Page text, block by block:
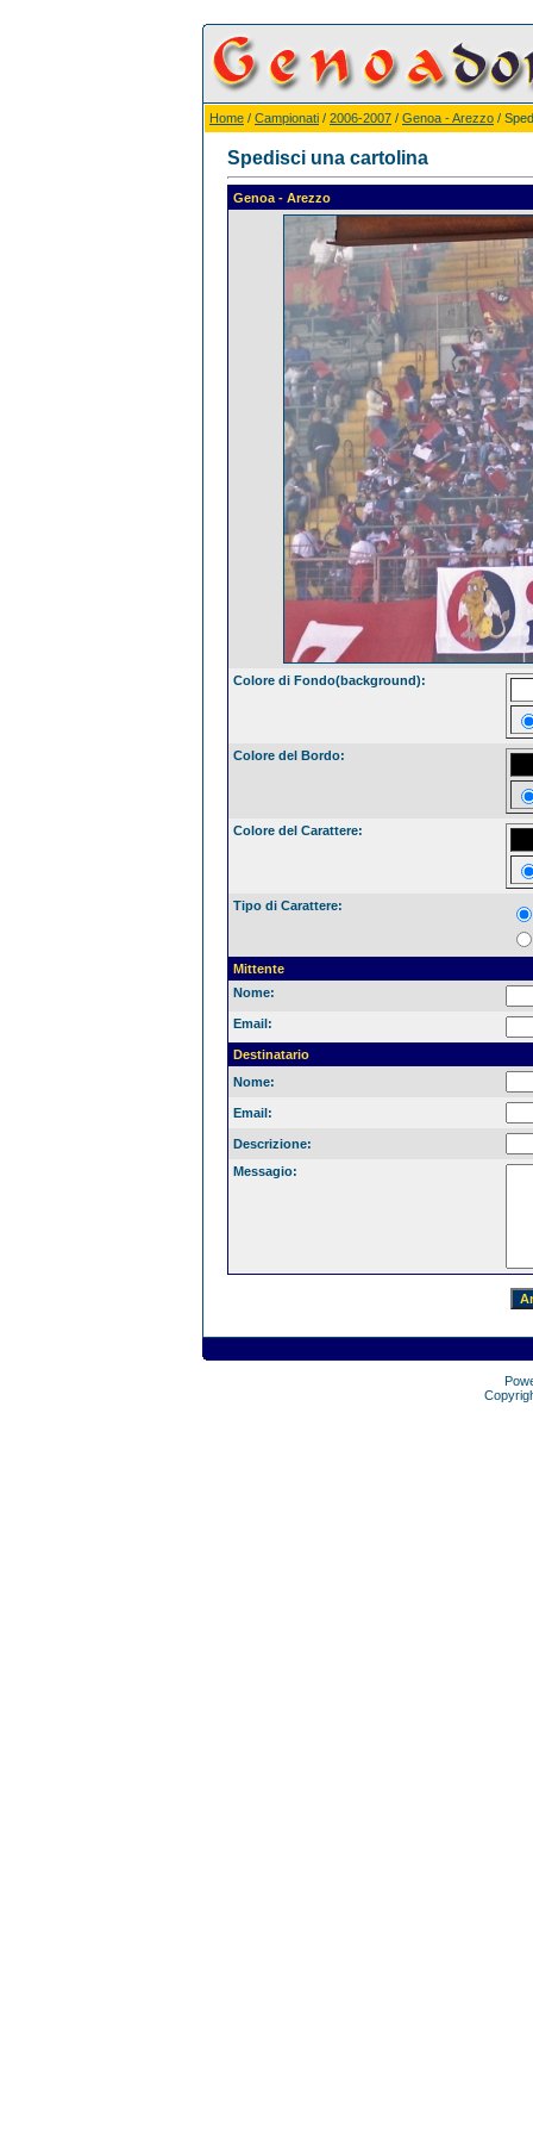
Home / Campionati / 2006-2007 / Genoa - Arezzo /
Spedisci una cartolina
Genoa - Arezzo
Colore di Fondo(background):
Colore del Bordo:
Colore del Carattere:
Tipo di Carattere:
Mittente
Nome:
Email:
Destinatario
Nome:
Email:
Descrizione:
Messagio: